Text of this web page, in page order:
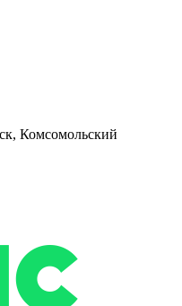
Комсомольский